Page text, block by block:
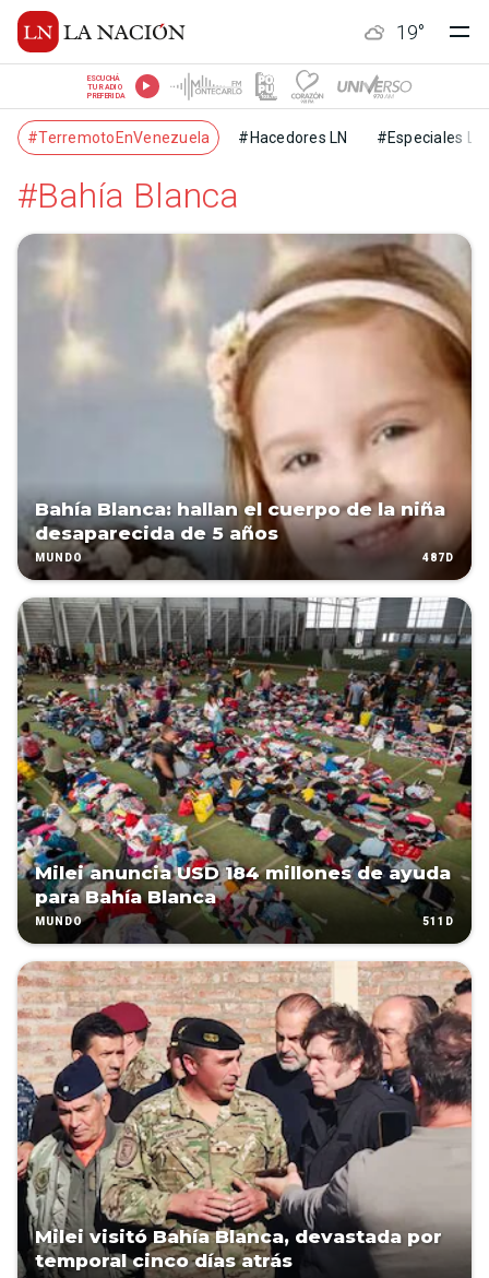
19°
ESCUCHÁ
TU RADIO
PREFERIDA
#TerremotoEnVenezuela #Hacedores LN #Especiales LN
#Bahía Blanca
Bahía Blanca: hallan el cuerpo de la niña
desaparecida de 5 años
MUNDO 487D
Milei anuncia USD 184 millones de ayuda
para Bahía Blanca
MUNDO 511D
Milei visitó Bahía Blanca, devastada por
temporal cinco días atrás